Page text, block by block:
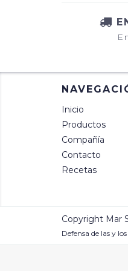
Inicio
Productos
Compañía
Contacto
Recetas
Copyright Mar
Defensa de las y